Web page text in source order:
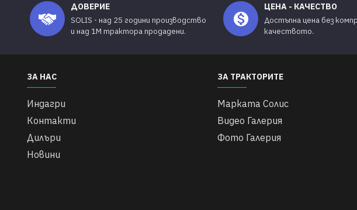
ДОВЕРИЕ
SOLIS - над 25 години производство
и над 1М трактора продадени.
ЦЕНА - КАЧЕСТВО
Достъпна цена без
качеството.
ЗА НАС
Индагри
Контакти
Дилъри
Новини
ЗА ТРАКТОРИТЕ
Марката Солис
Видео Галерия
Фото Галерия